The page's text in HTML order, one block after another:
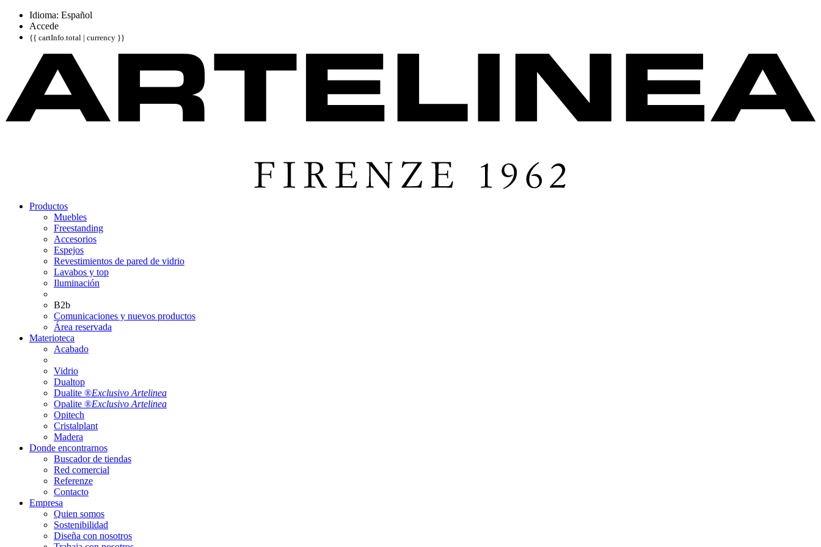
Idioma: Español
Accede
{{ cartInfo.total | currency }}
Productos
Muebles
Freestanding
Accesorios
Espejos
Revestimientos de pared de vidrio
Lavabos y top
Iluminación
B2b
Comunicaciones y nuevos productos
Área reservada
Materioteca
Acabado
Vidrio
Dualtop
Dualite ®Exclusivo Artelinea
Opalite ®Exclusivo Artelinea
Opitech
Cristalplant
Madera
Donde encontrarnos
Buscador de tiendas
Red comercial
Referenze
Contacto
Empresa
Quien somos
Sostenibilidad
Diseña con nosotros